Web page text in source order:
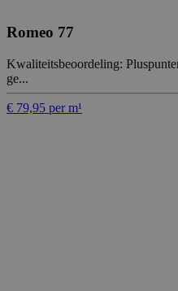
Romeo 77
Kwaliteitsbeoordeling:
ge...
€ 79,95 per m¹